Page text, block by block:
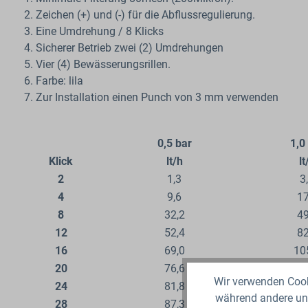
Zeichen (+) und (-) für die Abflussregulierung.
Eine Umdrehung / 8 Klicks
Sicherer Betrieb zwei (2) Umdrehungen
Vier (4) Bewässerungsrillen.
Farbe: lila
Zur Installation einen Punch von 3 mm verwenden
0,5 bar
1,0
Klick
lt/h
2
1,3
4
9,6
8
32,2
12
52,4
16
69,0
20
76,6
24
81,8
28
87,3
Wir verwenden
während andere